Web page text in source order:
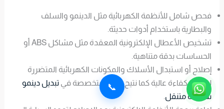
فحص شامل للأنظمة الكهربائية مثل الدينمو والسلف
والبطارية باستخدام أدوات حديثة.
تشخيص الأعطال الإلكترونية المعقدة مثل مشاكل ABS أو
الحساسات بدقة متناهية.
إصلاح أو استبدال الأسلاك والمكونات الكهربائية المتضررة
لضمان كفاءة عالية كما نتيح خدمة متخصصة فيتبديل دينمو
سيارات متنقل
📞